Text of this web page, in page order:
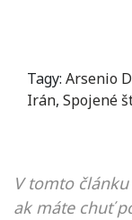
Tagy: Arsenio
Irán, Spojené
V tomto
ak máte chuť